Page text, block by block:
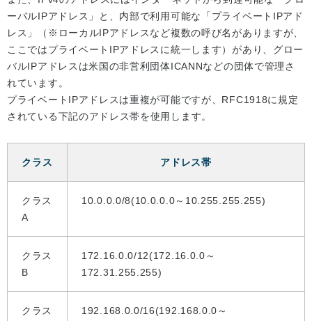
ーバルIPアドレス」と、内部で利用可能な「プライベートIPアド
レス」（※ローカルIPアドレスなど複数の呼び名がありますが、
ここではプライベートIPアドレスに統一します）があり、グロー
バルIPアドレスは米国の非営利団体ICANNなどの団体で管理さ
れています。
プライベートIPアドレスは重複が可能ですが、RFC1918に規定
されている下記のアドレス帯を使用します。
クラス アドレス帯
クラス
A
10.0.0.0/8(10.0.0.0～10.255.255.255)
クラス
B
172.16.0.0/12(172.16.0.0～
172.31.255.255)
クラス
192.168.0.0/16(192.168.0.0～